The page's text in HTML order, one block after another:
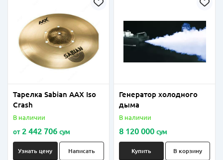
Тарелка Sabian AAX Iso
Crash
В наличии
от2 442 706 сум
Узнать цену Написать
Генератор холодного
дыма
В наличии
8 120 000 сум
Купить В корзину